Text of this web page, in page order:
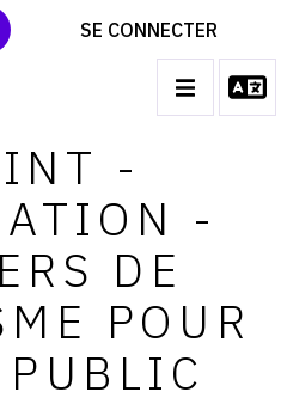
SE CONNECTER
RAISONNÉS
EXPOSITIONS
MONDE DE L'ART
-
-
DE
POUR